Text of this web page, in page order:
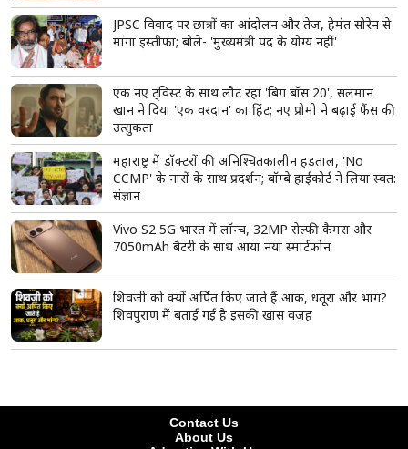
CBI का दावा: NTA के विषय विशेषज्ञों ने किया NEET-UG
2026 प्रश्नपत्र लीक
'मस्जिदों से लाउडस्पीकर हटाने की कार्रवाई रोकी जाए',
युसूफ पठान समेत तीन सांसदों ने अमित शाह से की हस्तक्षेप
की मांग
राष्ट्रीय हथकरघा दिवस पर पीएम मोदी की अपील, स्थानीय
कपड़ों को अपनाएं, GRWM वीडियो करिए शेयर
गोबरधन योजना को कैबिनेट की हरी झंडी, CNG और PNG
में 5% तक बायोगैस मिलाने की तैयारी
'एनालॉग' पनीर, चीज और बटर पर गुजरात सरकार सख्त,
नियम तोड़ने वालों पर होगी कड़ी कार्रवाई; टास्क फोर्स बनाने
Lock Upp 2 से बाहर आते ही शेल्टर होम पहुंचीं शिल्पा